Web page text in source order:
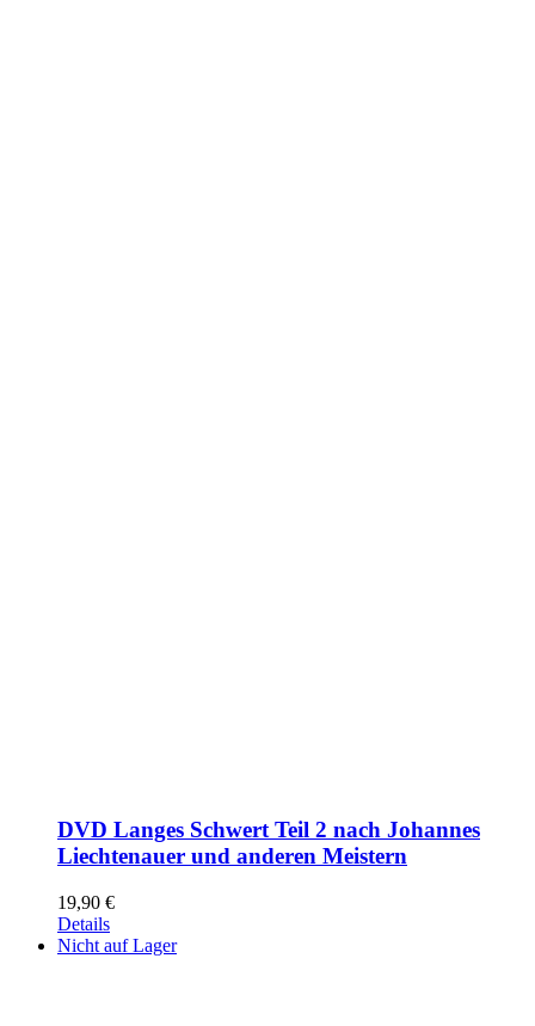
DVD Langes Schwert Teil 2 nach Johannes
Liechtenauer und anderen Meistern
19,90 €
Details
Nicht auf Lager